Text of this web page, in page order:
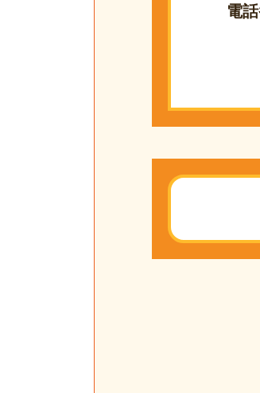
電